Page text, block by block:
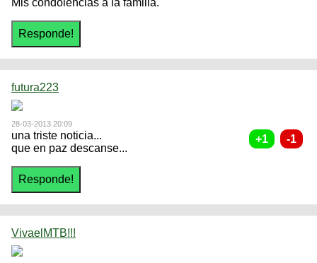
futura223
28-03-2013 20:09
una triste noticia...
que en paz descanse...
VivaelMTB!!!